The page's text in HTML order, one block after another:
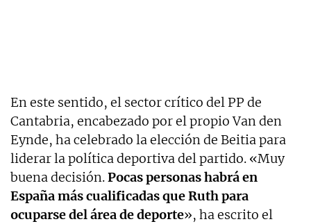
En este sentido, el sector crítico del PP de
Cantabria, encabezado por el propio Van den
Eynde, ha celebrado la elección de Beitia para
liderar la política deportiva del partido. «Muy
buena decisión.Pocas personas habrá en
España más cualificadas que Ruth para
ocuparse del área de deporte», ha escrito el